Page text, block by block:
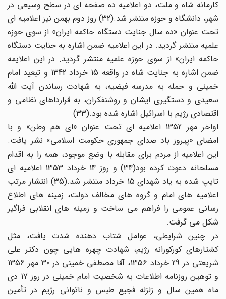
کارمانه شاه و ملت، دو اعلامیه ده صفحه ای در سطح وسیعی در
شهر، دانشگاه و حوزه منتشر شد.(32) روز دوم بهمن نیز اعلامیه ای
تحت عنوان «ده سال جنایت دستگاه حاکمه ایران» از سوی حوزه
علمیه منتشر گردید. در این اعلامیه ضمن اشاره به جنایت دستگاه
حاکمه ایران» از سوی حوزه علمیه منتشر گردید. در این اعلایمه
ضمن اشاره به جنایت شاه در واقعه 15 خرداد 1342 و تبعید امام
خمینی و حمله به مدرسه فیضیه، به شهادت رساندن آیت الله
سعیدی و دستگیری ایشان و روشنفکران، به قرارداهای نظامی و
اقتصادی رژیم با اسرائیل اشاره شده بود.(33)
اواخر مهر 1352 اعلامیه ای تحت عنوان «ای هم وطن» و با
امضای «پیروز باد صدای جمهوری حکومت اسلامی» نشر یافت.
این اعلامیه از مردم برای مقابله با وضع موجود، همه را به اقدام
مسلحانه دعوت کرده بود(34) و روز 14 خرداد 1353 اعلامیه ای
تایپ شده به یاد شهدای 15 خرداد منتشر شد.(35) انتشار مرتب
اعلامیه های امام و گروه های مخالف دولت، زمینه های اطلاع
رسانی عمومی را فراهم می ساخت و زمینه های انقلابی فراگیر
شکل می گرفت.
در چنین شرایطی، عوامل شتاب دهنده شدت یافت، مثل
کشتارهای کورکورانه رژیم، شهادت چهره هایی چون دکتر علی
شریعتی در 29 خرداد 1356، آقا مصطفی خمینی در 30 مهر 1356
و توهین روزنامه اطلاعات به شخصیت امام خمینی در روز 17 دی
ماه همین سال و زلزله فجیع طبس و ناتوانی رژیم در تأمین